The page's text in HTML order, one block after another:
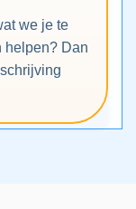
we je te
helpen? Dan